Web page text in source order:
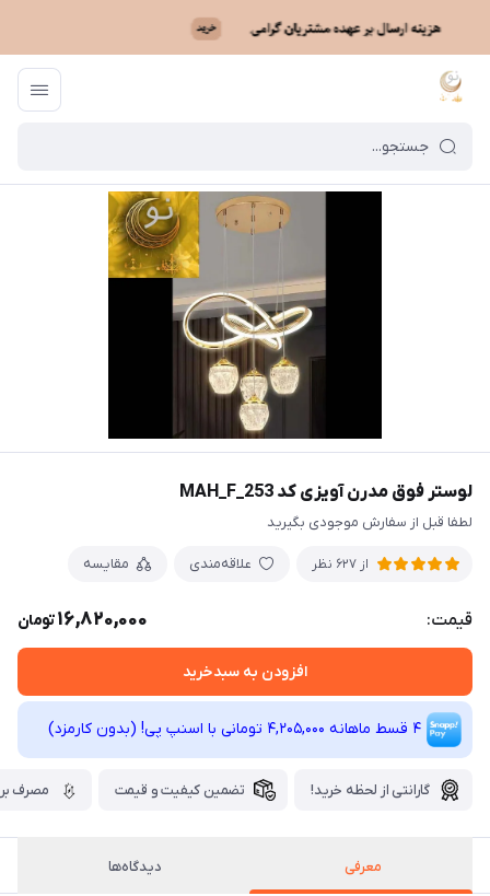
ماه نو / فهرست محصولات
لوستر فوق مدرن آویزی کد MAH_F_253
لطفا قبل از سفارش موجودی بگیرید
از 627 نظر علاقه‌مندی مقایسه
قیمت: 16,820,000تومان
افزودن به سبدخرید
4 قسط ماهانه 4,205,000 تومانی با اسنپ ‌پی! (بدون کارمزد)
گارانتی از لحظه خرید! تضمین کیفیت و قیمت مصرف
معرفی دیدگاه‌ها